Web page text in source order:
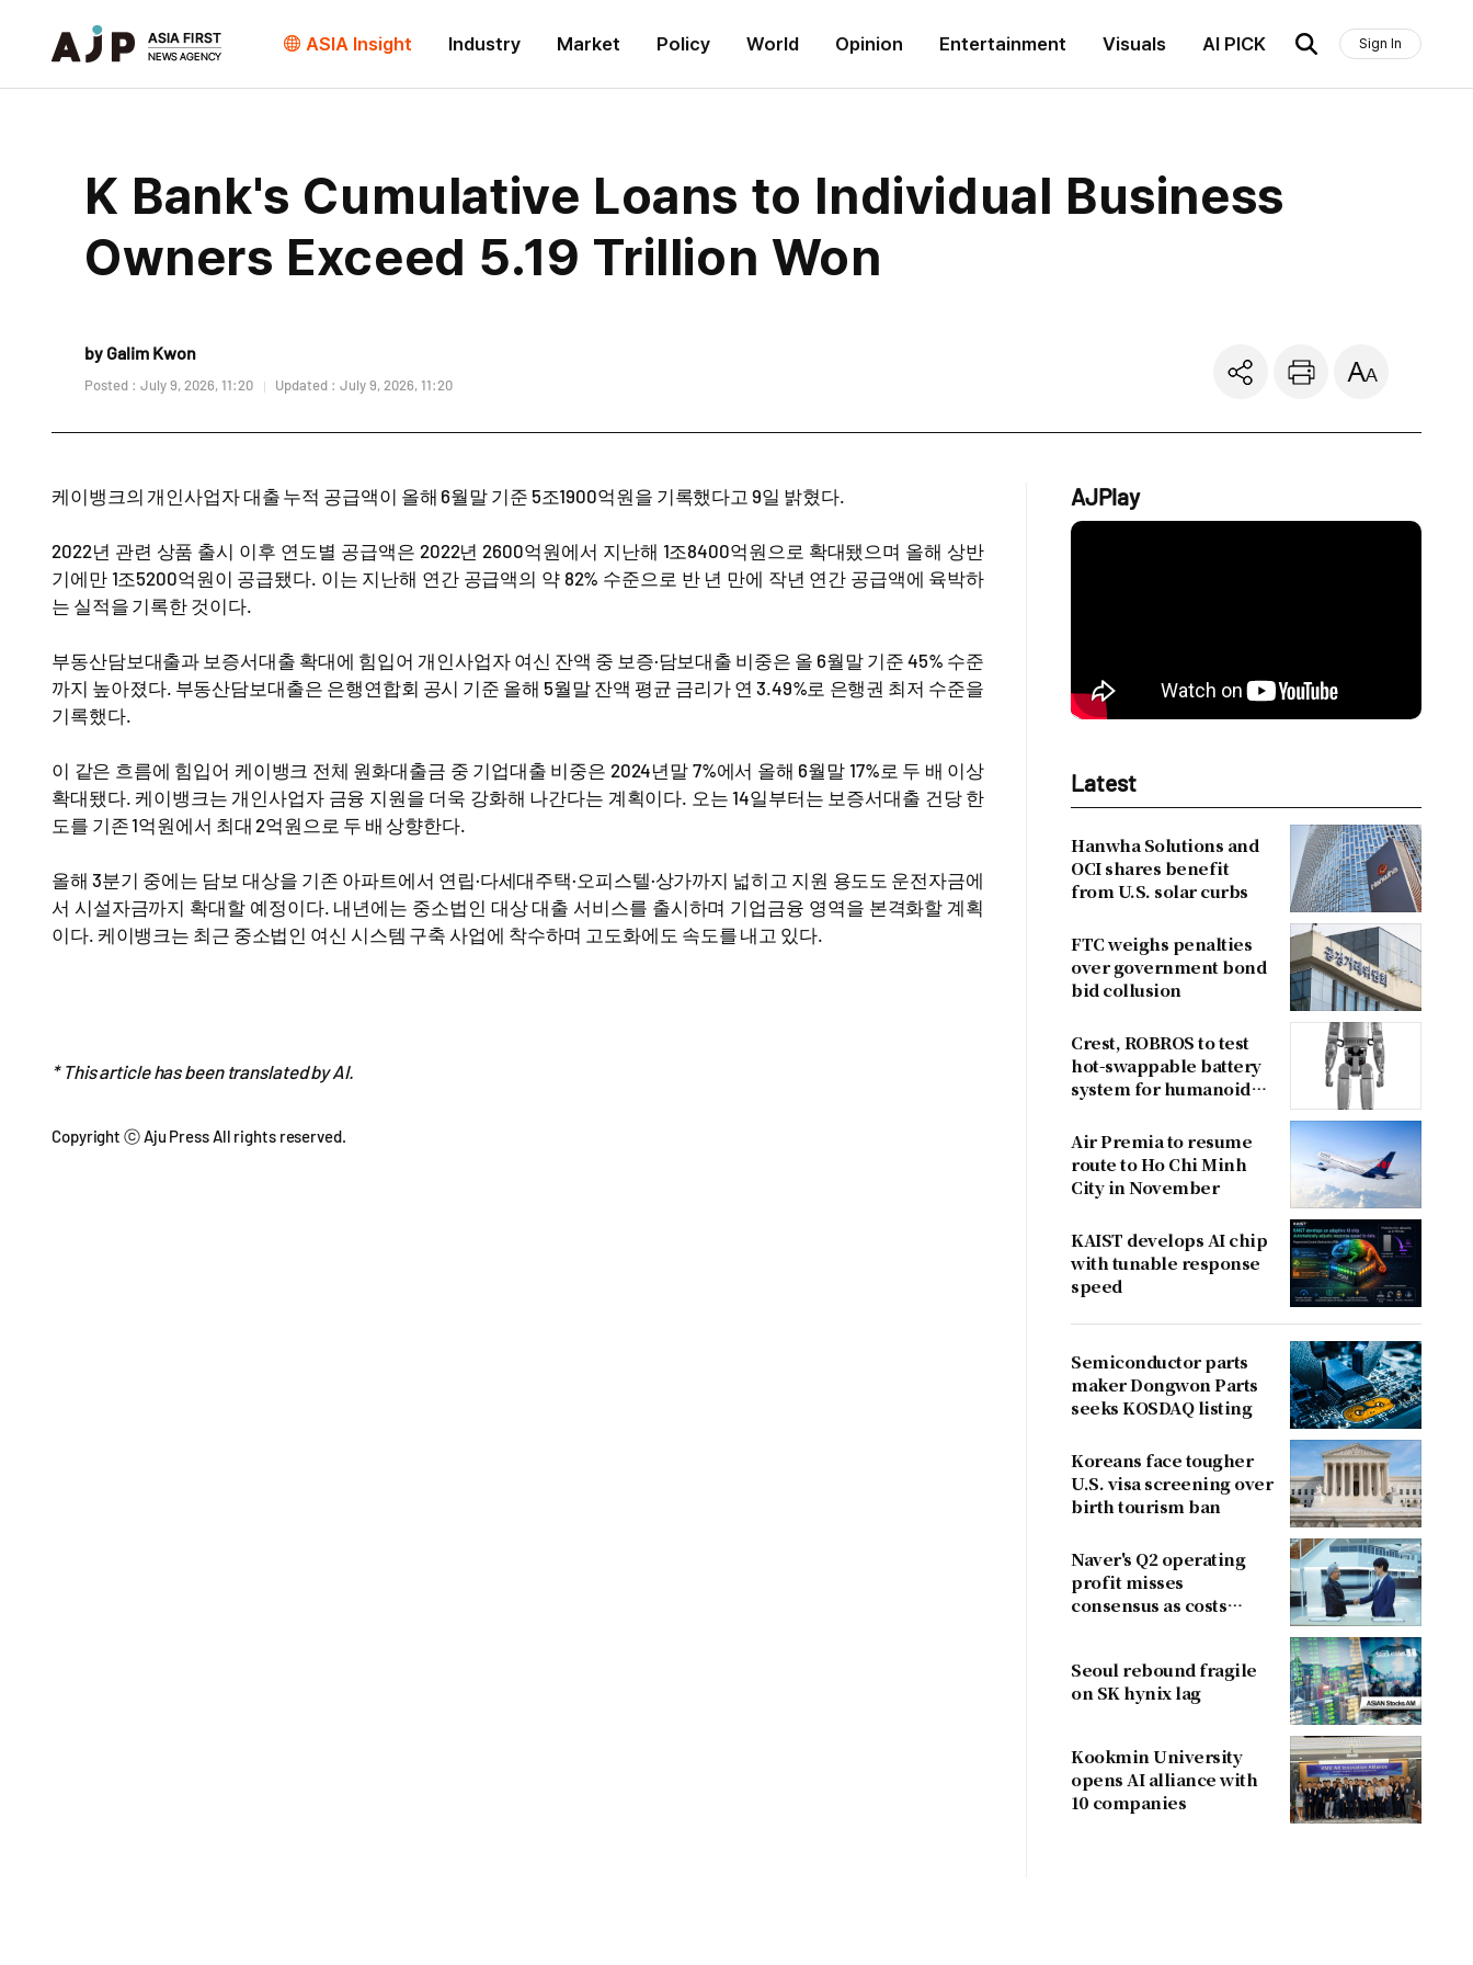
ASIA Insight Industry Market Policy World Opinion Entertainment Visuals AI PICK Sign In
K Bank's Cumulative Loans to Individual Business
Owners Exceed 5.19 Trillion Won
by Galim Kwon
Posted : July 9, 2026, 11:20 Updated : July 9, 2026, 11:20
케이뱅크의 개인사업자 대출 누적 공급액이 올해 6월말 기준 5조1900억원을 기록했다고 9일 밝혔다.
2022년 관련 상품 출시 이후 연도별 공급액은 2022년 2600억원에서 지난해 1조8400억원으로 확대됐으며 올해 상반
기에만 1조5200억원이 공급됐다. 이는 지난해 연간 공급액의 약 82% 수준으로 반 년 만에 작년 연간 공급액에 육박하
는 실적을 기록한 것이다.
부동산담보대출과 보증서대출 확대에 힘입어 개인사업자 여신 잔액 중 보증·담보대출 비중은 올 6월말 기준 45% 수준
까지 높아졌다. 부동산담보대출은 은행연합회 공시 기준 올해 5월말 잔액 평균 금리가 연 3.49%로 은행권 최저 수준을
기록했다.
이 같은 흐름에 힘입어 케이뱅크 전체 원화대출금 중 기업대출 비중은 2024년말 7%에서 올해 6월말 17%로 두 배 이상
확대됐다. 케이뱅크는 개인사업자 금융 지원을 더욱 강화해 나간다는 계획이다. 오는 14일부터는 보증서대출 건당 한
도를 기존 1억원에서 최대 2억원으로 두 배 상향한다.
올해 3분기 중에는 담보 대상을 기존 아파트에서 연립·다세대주택·오피스텔·상가까지 넓히고 지원 용도도 운전자금에
서 시설자금까지 확대할 예정이다. 내년에는 중소법인 대상 대출 서비스를 출시하며 기업금융 영역을 본격화할 계획
이다. 케이뱅크는 최근 중소법인 여신 시스템 구축 사업에 착수하며 고도화에도 속도를 내고 있다.
* This article has been translated by AI.
Copyright ⓒ Aju Press All rights reserved.
AJPlay
Latest
Hanwha Solutions and
OCI shares benefit
from U.S. solar curbs
FTC weighs penalties
over government bond
bid collusion
Crest, ROBROS to test
hot-swappable battery
system for humanoid
Air Premia to resume
route to Ho Chi Minh
City in November
KAIST develops AI chip
with tunable response
speed
Semiconductor parts
maker Dongwon Parts
seeks KOSDAQ listing
Koreans face tougher
U.S. visa screening over
birth tourism ban
Naver's Q2 operating
profit misses
consensus as costs
Seoul rebound fragile
on SK hynix lag
Kookmin University
opens AI alliance with
10 companies